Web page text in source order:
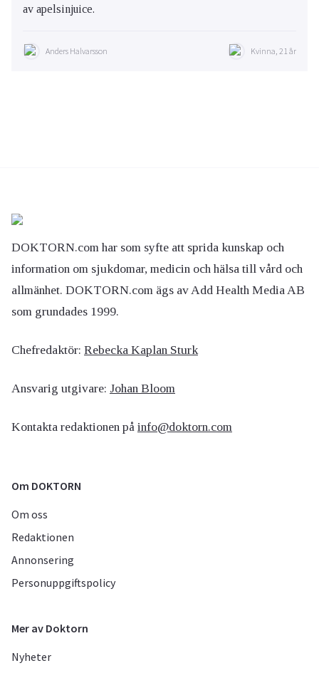
av apelsinjuice.
Anders Halvarsson Kvinna, 21 år
DOKTORN.com har som syfte att sprida kunskap och
information om sjukdomar, medicin och hälsa till vård och
allmänhet. DOKTORN.com ägs av Add Health Media AB
som grundades 1999.
Chefredaktör: Rebecka Kaplan Sturk
Ansvarig utgivare: Johan Bloom
Kontakta redaktionen på info@doktorn.com
Om DOKTORN
Om oss
Redaktionen
Annonsering
Personuppgiftspolicy
Mer av Doktorn
Nyheter